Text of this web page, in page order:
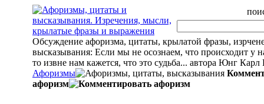
Обсуждение афоризма, цитаты, крылатой фразы,
высказывания: Если мы не осознаем, что происходит у
то извне нам кажется, что это судьба... автора Юнг Карл
Афоризмы
афоризм